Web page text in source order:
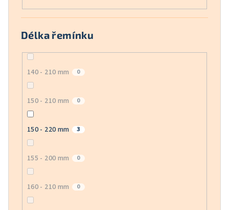
Délka řemínku
140 - 210 mm 0
150 - 210 mm 0
150 - 220 mm 3
155 - 200 mm 0
160 - 210 mm 0